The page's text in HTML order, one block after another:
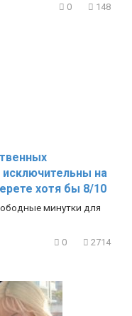
0 148
на
хотя бы 8/10
минутки для
0 2714